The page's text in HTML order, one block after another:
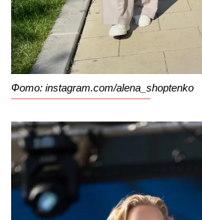
Фото: instagram.com/alena_shoptenko